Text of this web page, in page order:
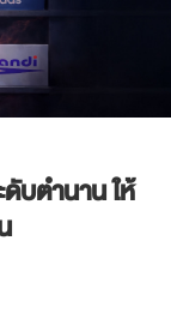
บตำนาน ให้